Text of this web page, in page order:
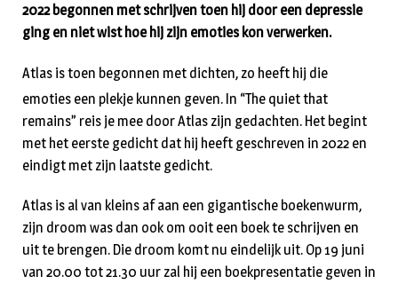
2022 begonnen met schrijven toen hij door een depressie
ging en niet wist hoe hij zijn emoties kon verwerken.
Atlas is toen begonnen met dichten, zo heeft hij die
emoties een plekje kunnen geven. In “The quiet that
remains” reis je mee door Atlas zijn gedachten. Het begint
met het eerste gedicht dat hij heeft geschreven in 2022 en
eindigt met zijn laatste gedicht.
Atlas is al van kleins af aan een gigantische boekenwurm,
zijn droom was dan ook om ooit een boek te schrijven en
uit te brengen. Die droom komt nu eindelijk uit. Op 19 juni
van 20.00 tot 21.30 uur zal hij een boekpresentatie geven in